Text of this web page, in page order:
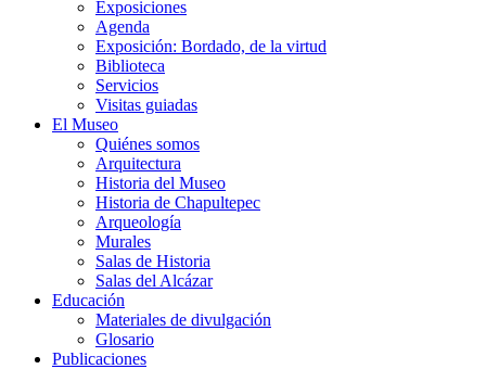
Exposiciones
Agenda
Exposición: Bordado, de la virtud
Biblioteca
Servicios
Visitas guiadas
El Museo
Quiénes somos
Arquitectura
Historia del Museo
Historia de Chapultepec
Arqueología
Murales
Salas de Historia
Salas del Alcázar
Educación
Materiales de divulgación
Glosario
Publicaciones